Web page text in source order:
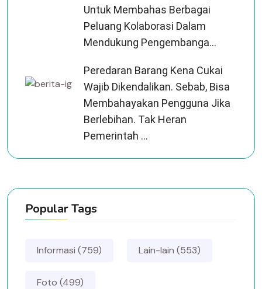
Untuk Membahas Berbagai
Peluang Kolaborasi Dalam
Mendukung Pengembanga...
Peredaran Barang Kena Cukai
Wajib Dikendalikan. Sebab, Bisa
Membahayakan Pengguna Jika
Berlebihan. Tak Heran
Pemerintah ...
Popular Tags
Informasi (759) Lain-lain (553)
Foto (499)